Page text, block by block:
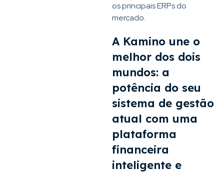
os principais ERPs do
mercado.
A Kamino une o
melhor dos dois
mundos: a
potência do seu
sistema de gestão
atual com uma
plataforma
financeira
inteligente e